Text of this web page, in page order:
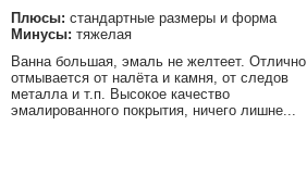
Плюсы: стандартные размеры и форма
Минусы: тяжелая
Ванна большая, эмаль не желтеет. Отлично
отмывается от налёта и камня, от следов
металла и т.п. Высокое качество
эмалированного покрытия, ничего лишне...